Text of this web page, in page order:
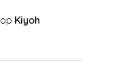
op Kiyoh